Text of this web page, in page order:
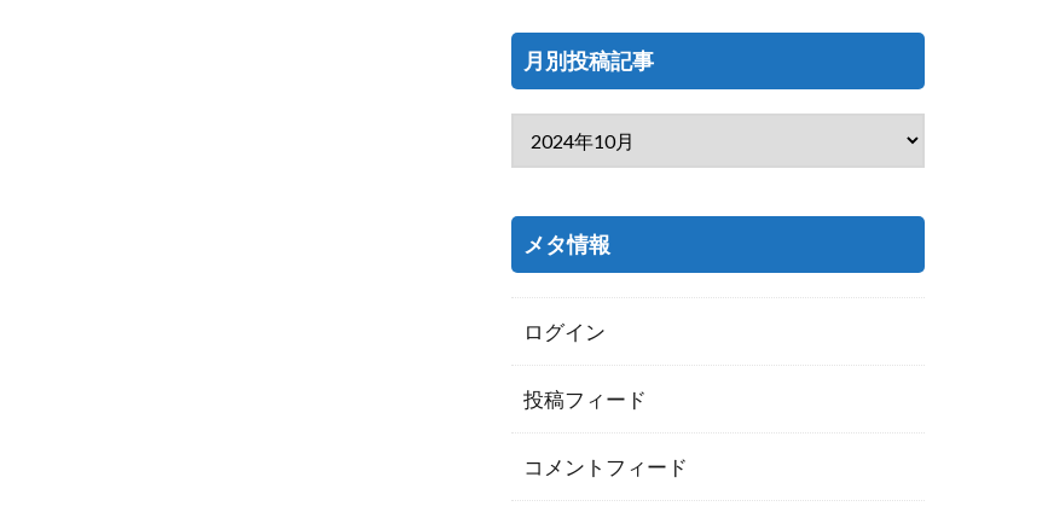
月別投稿記事
メタ情報
ログイン
投稿フィード
コメントフィード